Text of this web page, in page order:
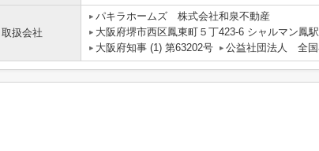
取扱会社
パキラホームズ 株式会社和泉不動産
大阪府堺市西区鳳東町５丁423-6 シャルマン鳳
大阪府知事 (1) 第63202号
公益社団法人 全国